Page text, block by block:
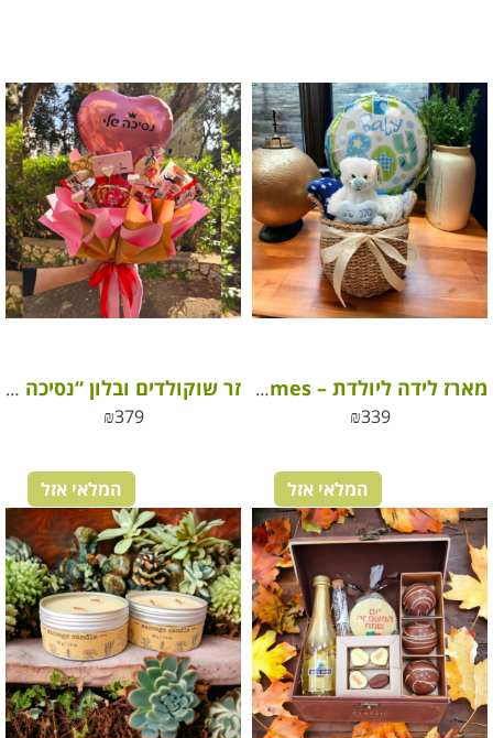
מארז לידה ליולדת – Happy Times
₪339
זר שוקולדים ובלון “נסיכה שלי” – מתנה קסומה ליום האהבה
₪379
המלאי אזל המלאי אזל